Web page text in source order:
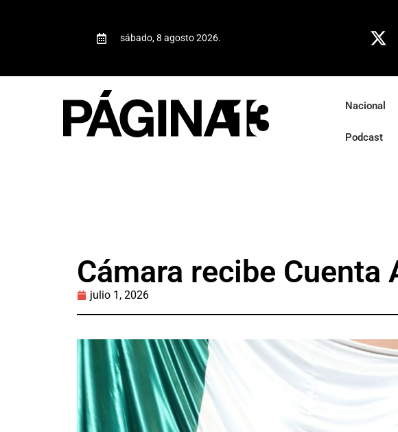
sábado, 8 agosto 2026.
Nacional
Podcast
Cámara recibe Cuenta
julio 1, 2026